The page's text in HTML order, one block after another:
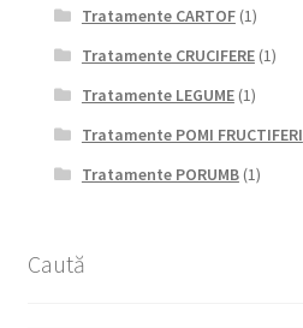
Tratamente CARTOF(1)
Tratamente CRUCIFERE(1)
Tratamente LEGUME(1)
Tratamente POMI FRUCTIFERI
Tratamente PORUMB(1)
Caută